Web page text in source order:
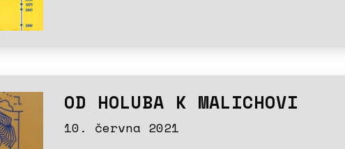
OD HOLUBA K MALICHOVI
10. června 2021